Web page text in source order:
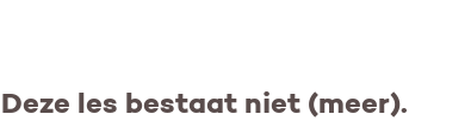
Deze les bestaat niet (meer).